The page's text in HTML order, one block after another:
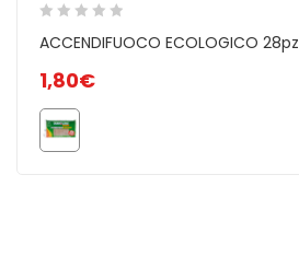
ACCENDIFUOCO ECOLOGICO 28pz
1,80€